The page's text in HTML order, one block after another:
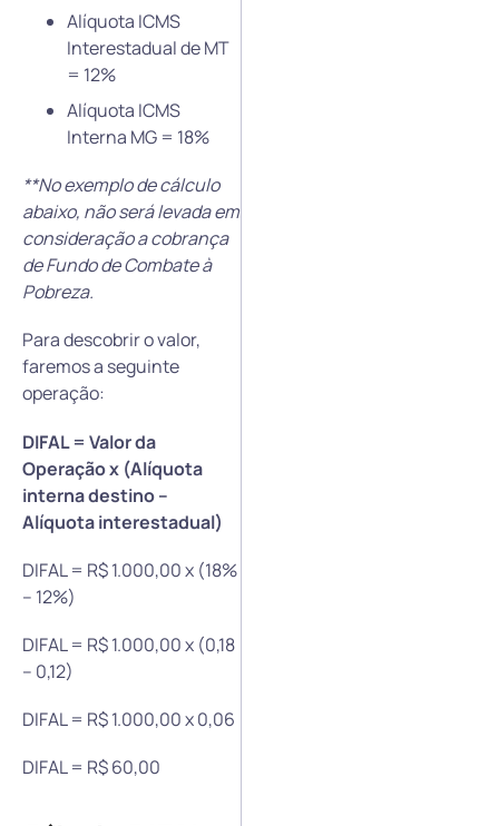
Alíquota ICMS
Interestadual de MT
= 12%
Alíquota ICMS
Interna MG = 18%
**No exemplo de cálculo
abaixo, não será levada em
consideração a cobrança
de Fundo de Combate à
Pobreza.
Para descobrir o valor,
faremos a seguinte
operação:
DIFAL = Valor da
Operação x (Alíquota
interna destino –
Alíquota interestadual)
DIFAL = R$ 1.000,00 x (18%
– 12%)
DIFAL = R$ 1.000,00 x (0,18
– 0,12)
DIFAL = R$ 1.000,00 x 0,06
DIFAL = R$ 60,00